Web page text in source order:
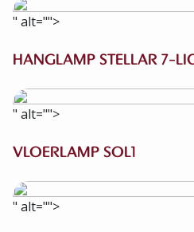
" alt="">
HANGLAMP STELLAR 7-
" alt="">
VLOERLAMP SOL1
" alt="">